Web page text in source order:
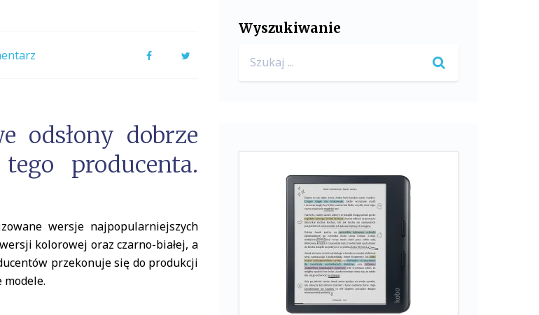
FacebookTwitter
odsłony dobrze
producenta.
wersje najpopularniejszych
kolorowej oraz czarno-białej, a
przekonuje się do produkcji
Wyszukiwanie
for: